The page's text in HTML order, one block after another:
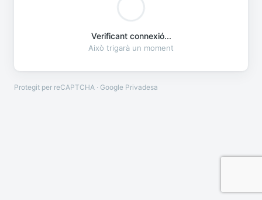
Verificant connexió...
Això trigarà un moment
Protegit per reCAPTCHA · Google Privadesa